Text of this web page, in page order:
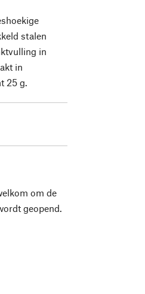
stalen
in
in
25 g.
om de
geopend.